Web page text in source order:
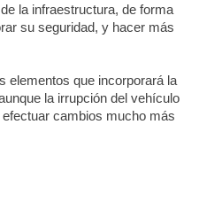
la infraestructura, de forma
su seguridad, y hacer más
elementos que incorporará la
la irrupción del vehículo
cambios mucho más